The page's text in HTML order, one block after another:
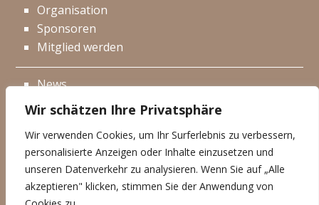
Wir schätzen Ihre Privatsphäre
Wir verwenden Cookies, um Ihr Surferlebnis zu verbessern,
personalisierte Anzeigen oder Inhalte einzusetzen und
unseren Datenverkehr zu analysieren. Wenn Sie auf „Alle
akzeptieren" klicken, stimmen Sie der Anwendung von
Organisation
Sponsoren
Mitglied werden
News
Events
Kontakt
Impressum
Datenschutzerklärung